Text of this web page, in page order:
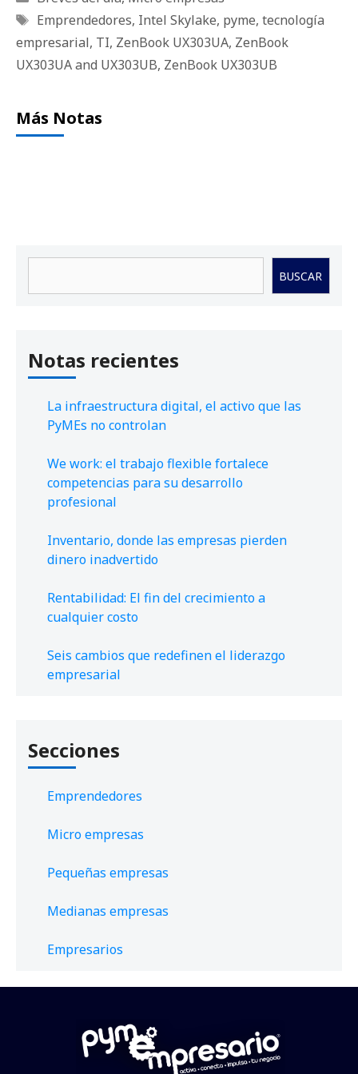
Etiquetas
Emprendedores, Intel Skylake, pyme, tecnología
empresarial, TI, ZenBook UX303UA, ZenBook
UX303UA and UX303UB, ZenBook UX303UB
Más Notas
BUSCAR
Notas recientes
La infraestructura digital, el activo que las
PyMEs no controlan
We work: el trabajo flexible fortalece
competencias para su desarrollo
profesional
Inventario, donde las empresas pierden
dinero inadvertido
Rentabilidad: El fin del crecimiento a
cualquier costo
Seis cambios que redefinen el liderazgo
empresarial
Secciones
Emprendedores
Micro empresas
Pequeñas empresas
Medianas empresas
Empresarios